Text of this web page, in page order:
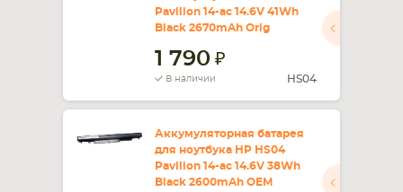
КОМПЛЕКТУЮЩИЕ
Pavilion 14-ac 14.6V 41Wh
Black 2670mAh Orig
1 790
В наличии HS04
Аккумуляторная батарея
для ноутбука HP HS04
Pavilion 14-ac 14.6V 38Wh
Black 2600mAh OEM